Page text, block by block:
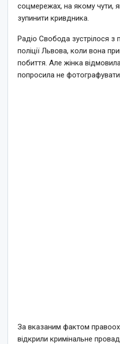
соцмережах, на якому чути,
зупинити кривдника.
Радіо Свобода зустрілося з
поліції Львова, коли вона
побиття. Але жінка
попросила не фотографувати
За вказаним фактом
відкрили кримінальне